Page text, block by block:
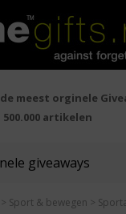
meest orginele
artikelen
giveaways
> Sport & bewegen >